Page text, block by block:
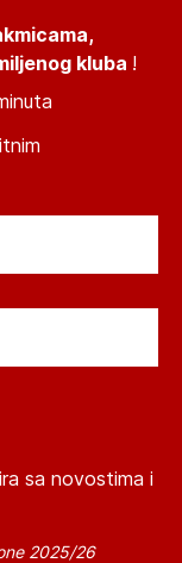
kluba !
sa novostima i
2025/26